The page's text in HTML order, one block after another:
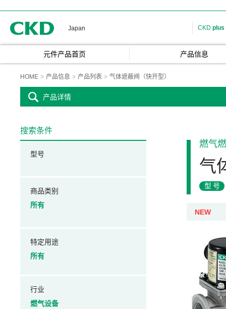
Japan CKD plus
元件产品首页 产品信息
HOME 产品信息 产品列表 气体遮蔽阀（快开型）
产品详情
燃气
气
型号
NEW
搜索条件
型号
商品类别
所有
特定用途
所有
行业
燃气设备